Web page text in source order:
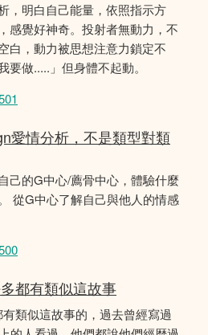
，明白自己能量，依照指示方
感覺好神奇。投射者無動力，不
白，動力被思想注意力鎖定不
做.....」但身體不起動。
愛情分析，不是類型對類
己的G中心/薦骨中心，體驗什麼
從G中心了解自己與他人的情感
都有類似這故事
類似這故事的，過去曾經寫過